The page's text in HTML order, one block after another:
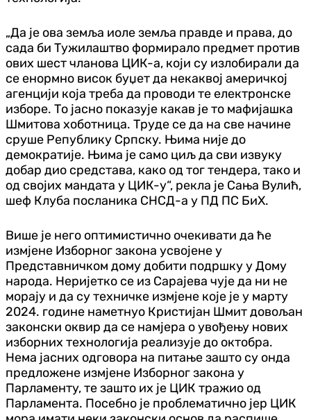
„Да је ова земља иоле земља правде и права, до
сада би Тужилаштво формирало предмет против
ових шест чланова ЦИК-а, који су излобирали да
се енормно висок буџет да некаквој америчкој
агенцији која треба да проводи те електронске
изборе. То јасно показује какав је то мафијашка
Шмитова хоботница. Труде се да на све начине
сруше Републику Српску. Њима није до
демократије. Њима је само циљ да сви извуку
добар дио средстава, како од тог тендера, тако и
од својих мандата у ЦИК-у“, рекла је Сања Вулић,
шеф Клуба посланика СНСД-а у ПД ПС БиХ.
Више је него оптимистично очекивати да ће
измјене Изборног закона усвојене у
Представничком дому добити подршку у Дому
народа. Неријетко се из Сарајева чује да ни не
морају и да су техничке измјене које је у марту
2024. године наметнуо Кристијан Шмит довољан
законски оквир да се намјера о увођењу нових
изборних технологија реализује до октобра.
Нема јасних одговора на питање зашто су онда
предложене измјене Изборног закона у
Парламенту, те зашто их је ЦИК тражио од
Парламента. Посебно је проблематично јер ЦИК